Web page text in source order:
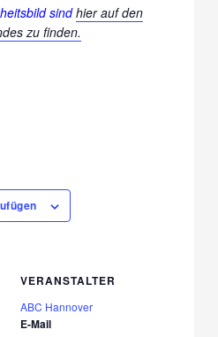
sindhier auf den
zu finden.
VERANSTALTER
ABC Hannover
E-Mail